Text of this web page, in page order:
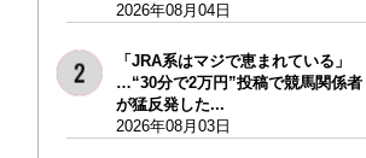
2026年08月04日
「JRA系はマジで恵まれている」
…“30分で2万円”投稿で競馬関係者
が猛反発した...
2026年08月03日